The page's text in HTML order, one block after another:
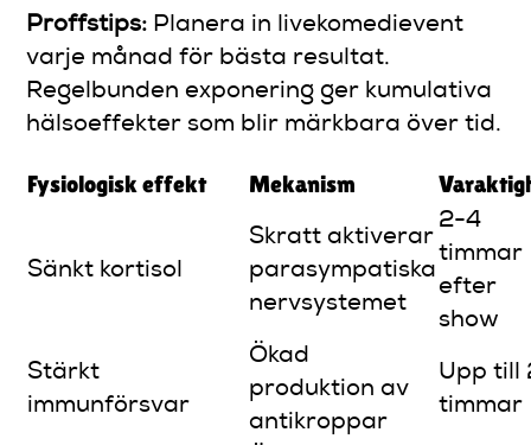
Proffstips: Planera in livekomedievent
varje månad för bästa resultat.
Regelbunden exponering ger kumulativa
hälsoeffekter som blir märkbara över tid.
Fysiologisk effekt Mekanism
Sänkt kortisol
Skratt aktiverar
parasympatiska
nervsystemet
2-4
timmar
efter
show
Stärkt
immunförsvar
Ökad
produktion av
antikroppar
Upp till
timmar